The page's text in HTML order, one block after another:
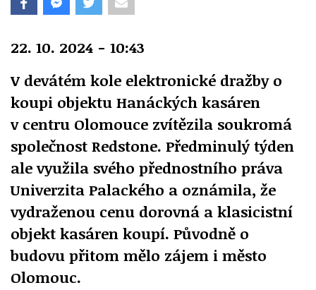
22. 10. 2024 - 10:43
V devátém kole elektronické dražby o
koupi objektu Hanáckých kasáren
v centru Olomouce zvítězila soukromá
společnost Redstone. Předminulý týden
ale využila svého přednostního práva
Univerzita Palackého a oznámila, že
vydraženou cenu dorovná a klasicistní
objekt kasáren koupí. Původně o
budovu přitom mělo zájem i město
Olomouc.